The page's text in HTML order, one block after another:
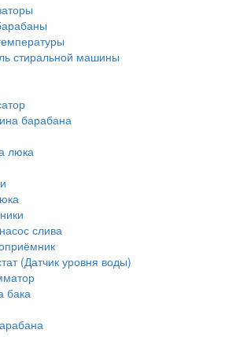
стиральной машины
барабана
люка
слива
(Датчик уровня воды)
бака